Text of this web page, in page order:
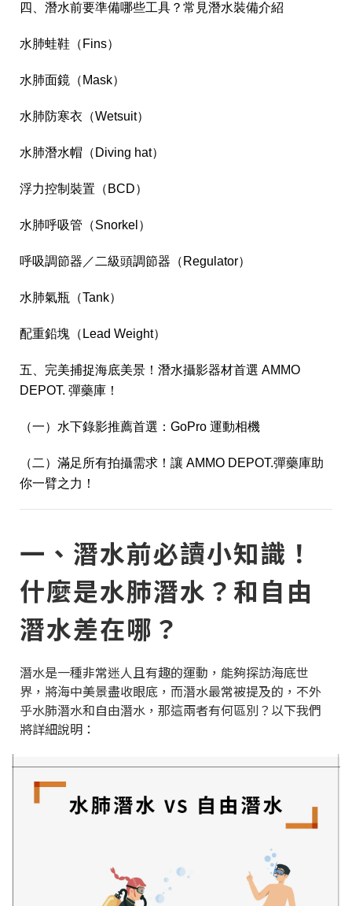
四、潛水前要準備哪些工具？常見潛水裝備介紹
水肺蛙鞋（Fins）
水肺面鏡（Mask）
水肺防寒衣（Wetsuit）
水肺潛水帽（Diving hat）
浮力控制裝置（BCD）
水肺呼吸管（Snorkel）
呼吸調節器／二級頭調節器（Regulator）
水肺氣瓶（Tank）
配重鉛塊（Lead Weight）
五、完美捕捉海底美景！潛水攝影器材首選 AMMO
DEPOT. 彈藥庫！
（一）水下錄影推薦首選：GoPro 運動相機
（二）滿足所有拍攝需求！讓 AMMO DEPOT.彈藥庫助
你一臂之力！
一、潛水前必讀小知識！
什麼是水肺潛水？和自由
潛水差在哪？
潛水是一種非常迷人且有趣的運動，能夠探訪海底世
界，將海中美景盡收眼底，而潛水最常被提及的，不外
乎水肺潛水和自由潛水，那這兩者有何區別？以下我們
將詳細說明：